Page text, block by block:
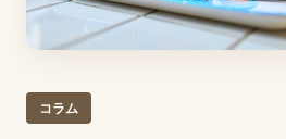
コラム